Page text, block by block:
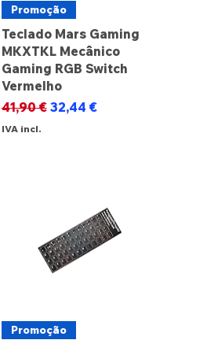
Promoção
Teclado Mars Gaming
MKXTKL Mecânico
Gaming RGB Switch
Vermelho
Preço normal
41,90 € Preço promocional
32,44 €
IVA incl.
Promoção